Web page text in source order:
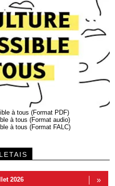
à tous (Format PDF)
à tous (Format audio)
à tous (Format FALC)
2026 »